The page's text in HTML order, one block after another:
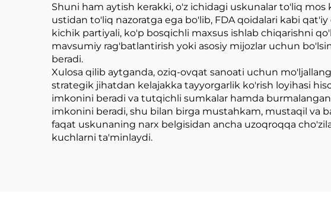
Shuni ham aytish kerakki, o'z ichidagi uskunalar to'liq
ustidan to'liq nazoratga ega bo'lib, FDA qoidalari kabi
kichik partiyali, ko'p bosqichli maxsus ishlab chiqarishni
mavsumiy rag'batlantirish yoki asosiy mijozlar uchun
beradi.
Xulosa qilib aytganda, oziq-ovqat sanoati uchun
strategik jihatdan kelajakka tayyorgarlik ko'rish loyihasi
imkonini beradi va tutqichli sumkalar hamda
imkonini beradi, shu bilan birga mustahkam, mustaqil va
faqat uskunaning narx belgisidan ancha uzoqroqqa
kuchlarni ta'minlaydi.